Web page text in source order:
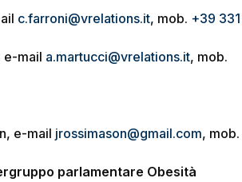
c.farroni@vrelations.it, mob. +39 331
e-mail a.martucci@vrelations.it, mob.
e-mail jrossimason@gmail.com, mob.
parlamentare Obesità